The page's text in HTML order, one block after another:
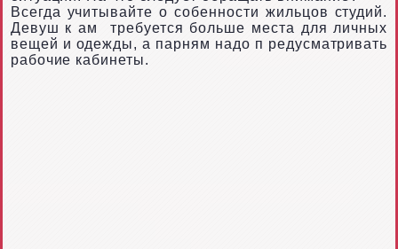
Всегда учитывайте о собенности жильцов студий.
Девуш к ам
требуется больше места для личных
вещей и одежды, а парням надо п редусматривать
рабочие кабинеты.